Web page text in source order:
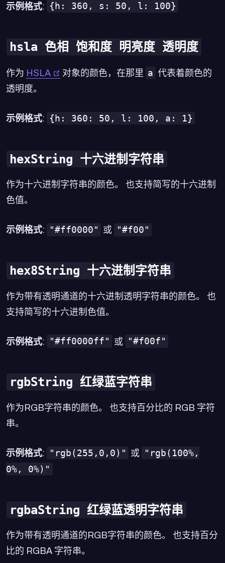
示例格式: {h: 360, s: 50, l: 100}
hsla 色相 饱和度 明亮度 透明度
作为 HSLA 对象的颜色，在那里 a 代表着颜色的
透明度。
示例格式: {h: 360: 50, l: 100, a: 1}
hexString 十六进制字符串
作为十六进制字符串的颜色。 也支持简写的十六进制
色值。
示例格式: "#ff0000" 或 "#f00"
hex8String 十六进制字符串
作为带有透明通道的十六进制透明字符串的颜色。 也
支持简写的十六进制色值。
示例格式: "#ff0000ff" 或 "#f00f"
rgbString 红绿蓝字符串
作为RGB字符串的颜色。 也支持百分比的 RGB 字符
串。
示例格式: "rgb(255,0,0)" 或 "rgb(100%,
0%, 0%)"
rgbaString 红绿蓝透明字符串
作为带有透明通道的RGB字符串的颜色。 也支持百分
比的 RGBA 字符串。